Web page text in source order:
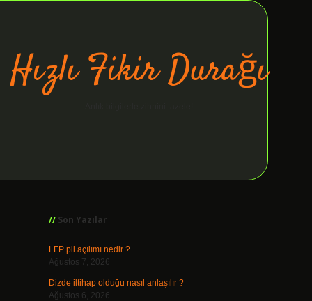
Hızlı Fikir Durağı
Son Yazılar
LFP pil açılımı nedir ?
Ağustos 7, 2026
Dizde iltihap olduğu nasıl anlaşılır ?
Ağustos 6, 2026